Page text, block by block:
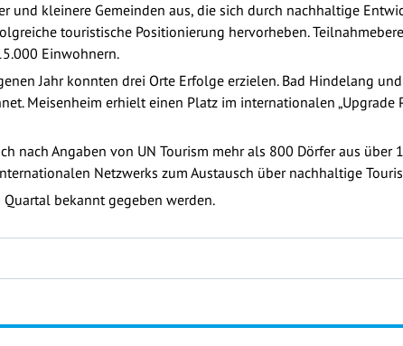
und kleinere Gemeinden aus, die sich durch nachhaltige
touristische Positionierung hervorheben.
Einwohnern.
Jahr konnten drei Orte Erfolge erzielen. Bad Hindelang
Meisenheim erhielt einen Platz im internationalen „Upgrade
nach Angaben von UN Tourism mehr als 800 Dörfer aus über
Netzwerks zum Austausch über nachhaltige
bekannt gegeben werden.